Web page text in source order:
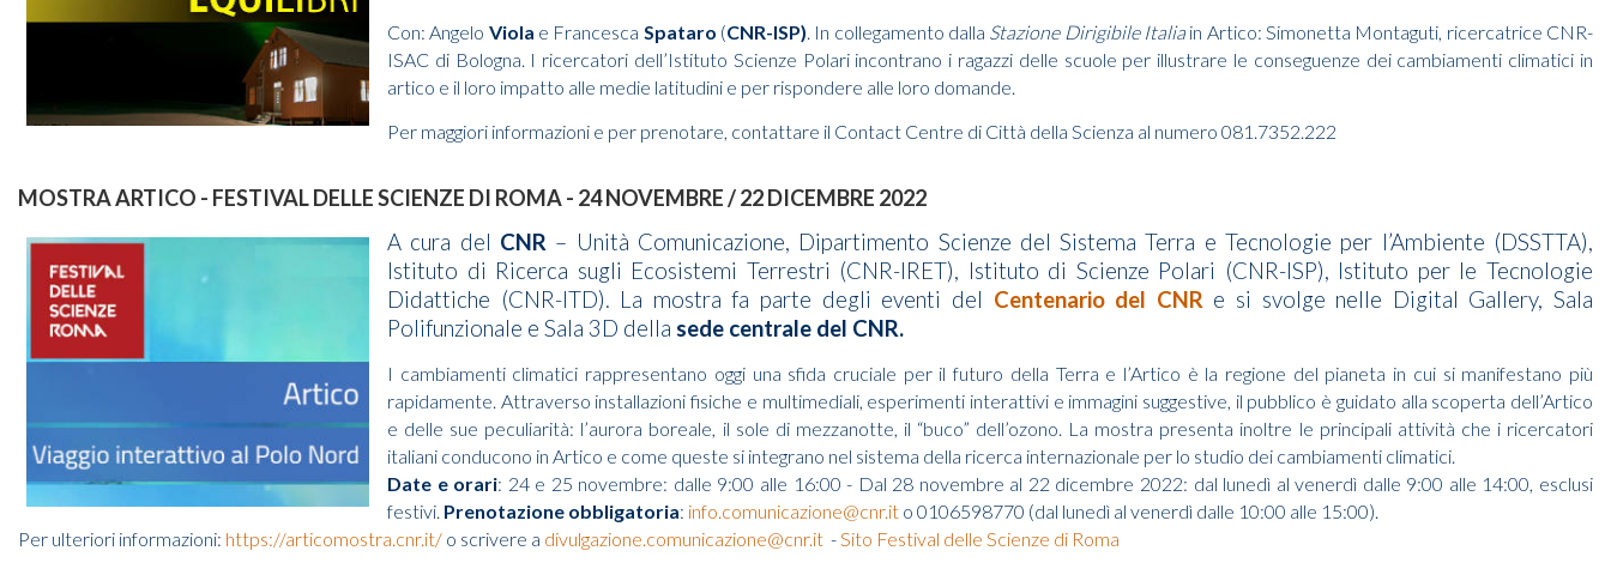
Con: Angelo Viola e Francesca Spataro (CNR-ISP). In collegamento dalla Stazione Dirigibile Italia in Artico: Simonetta Montaguti, ricercatrice CNR-
ISAC di Bologna. I ricercatori dell’Istituto Scienze Polari incontrano i ragazzi delle scuole per illustrare le conseguenze dei cambiamenti climatici in
artico e il loro impatto alle medie latitudini e per rispondere alle loro domande.
Per maggiori informazioni e per prenotare, contattare il Contact Centre di Città della Scienza al numero 081.7352.222
MOSTRA ARTICO - FESTIVAL DELLE SCIENZE DI ROMA - 24 NOVEMBRE / 22 DICEMBRE 2022
A cura del CNR – Unità Comunicazione, Dipartimento Scienze del Sistema Terra e Tecnologie per l’Ambiente (DSSTTA),
Istituto di Ricerca sugli Ecosistemi Terrestri (CNR-IRET), Istituto di Scienze Polari (CNR-ISP), Istituto per le Tecnologie
Didattiche (CNR-ITD). La mostra fa parte degli eventi del Centenario del CNR e si svolge nelle Digital Gallery, Sala
Polifunzionale e Sala 3D della sede centrale del CNR.
I cambiamenti climatici rappresentano oggi una sfida cruciale per il futuro della Terra e l’Artico è la regione del pianeta in cui si manifestano più
rapidamente. Attraverso installazioni fisiche e multimediali, esperimenti interattivi e immagini suggestive, il pubblico è guidato alla scoperta dell’Artico
e delle sue peculiarità: l’aurora boreale, il sole di mezzanotte, il “buco” dell’ozono. La mostra presenta inoltre le principali attività che i ricercatori
italiani conducono in Artico e come queste si integrano nel sistema della ricerca internazionale per lo studio dei cambiamenti climatici.
Date e orari: 24 e 25 novembre: dalle 9:00 alle 16:00 - Dal 28 novembre al 22 dicembre 2022: dal lunedì al venerdì dalle 9:00 alle 14:00, esclusi
festivi. Prenotazione obbligatoria: info.comunicazione@cnr.it o 0106598770 (dal lunedì al venerdì dalle 10:00 alle 15:00).
Per ulteriori informazioni: https://articomostra.cnr.it/ o scrivere a divulgazione.comunicazione@cnr.it -Sito Festival delle Scienze di Roma